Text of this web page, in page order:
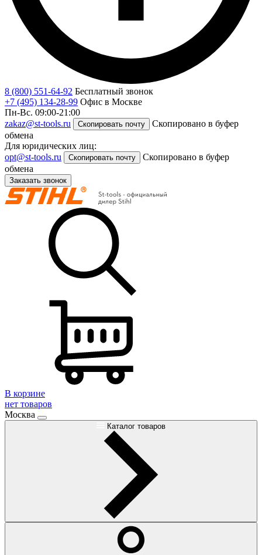
8 (800) 551-64-92 Бесплатный звонок
+7 (495) 134-28-99 Офис в Москве
Пн-Вс. 09:00-21:00
zakaz@st-tools.ru
Скопировать почту
Скопировано в буфер
обмена
Для юридических лиц:
opt@st-tools.ru
Скопировать почту
Скопировано в буфер
обмена
Заказать звонок
В корзине
нет товаров
Москва
Каталог товаров